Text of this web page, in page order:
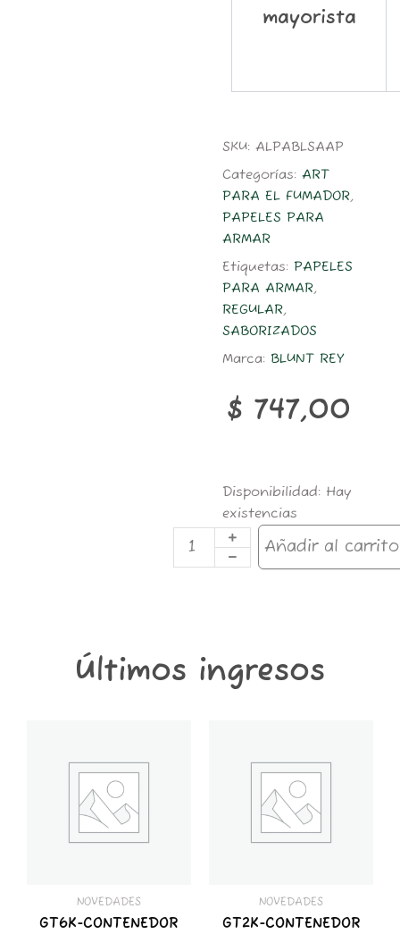
mayorista
SKU:ALPABLSAAP
Categorías:ART
PARA EL FUMADOR,
PAPELES PARA
ARMAR
Etiquetas:PAPELES
PARA ARMAR,
REGULAR,
SABORIZADOS
Marca:BLUNT REY
$ 747,00
Disponibilidad: Hay
existencias
PAPEL
BLUNT
REY
APPLE
Añadir al carrito
Últimos ingresos
NOVEDADES
GT6K-CONTENEDOR
GROWER
cantidad
NOVEDADES
GT2K-CONTENEDOR
GROWER
cantidad